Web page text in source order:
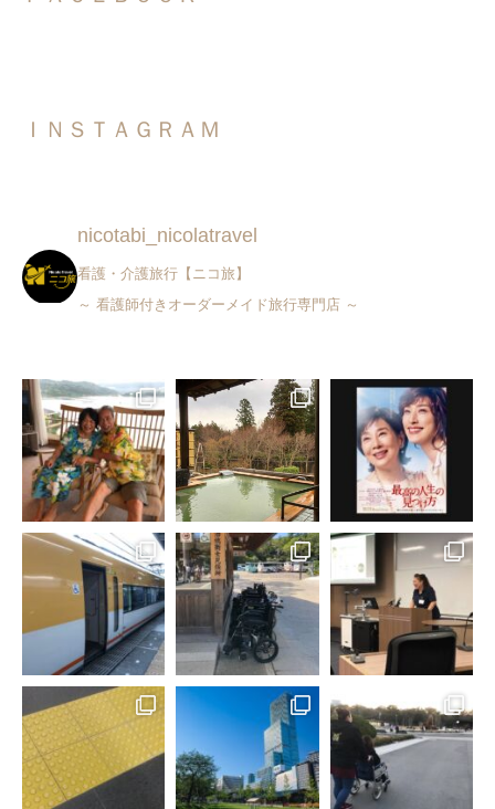
ＩＮＳＴＡＧＲＡＭ
nicotabi_nicolatravel
看護・介護旅行【ニコ旅】
～ 看護師付きオーダーメイド旅行専門店 ～